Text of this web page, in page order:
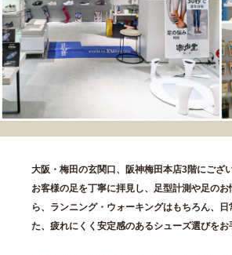
大阪・梅田の玄関口、阪神梅田本店3階にござい
お客様の足を丁寧に拝見し、足型計測や足の
ら、ランニング・ウォーキングはもちろん、日
た、疲れにくく安定感のあるシューズ選びをお